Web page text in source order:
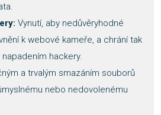
Vynutí, aby nedůvěryhodné
k webové kameře, a chrání tak
hackery.
a trvalým smazáním souborů
nebo nedovolenému